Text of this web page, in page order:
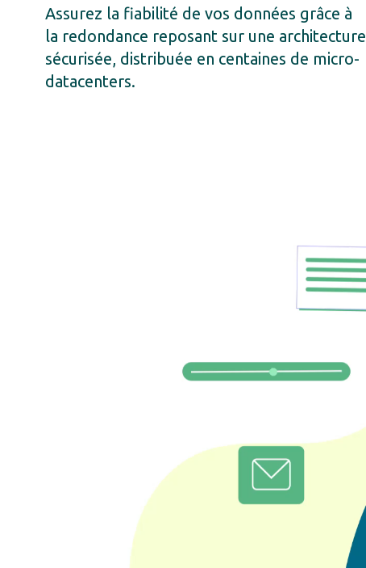
Assurez la fiabilité de vos données grâce à
la redondance reposant sur une architecture
sécurisée, distribuée en centaines de micro-
datacenters.